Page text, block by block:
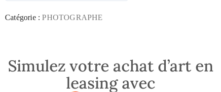
Catégorie :PHOTOGRAPHE
Simulez votre achat d’art en
leasing avec